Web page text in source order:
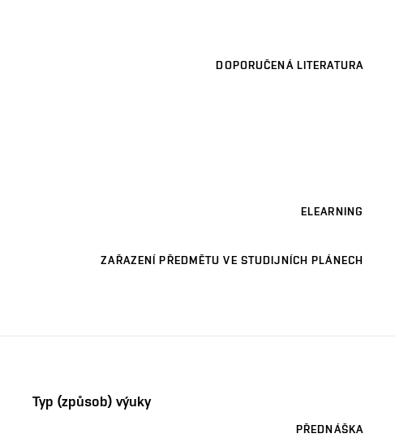
DOPORUČENÁ LITERATURA
ELEARNING
ZAŘAZENÍ PŘEDMĚTU VE STUDIJNÍCH PLÁNECH
Typ (způsob) výuky
PŘEDNÁŠKA